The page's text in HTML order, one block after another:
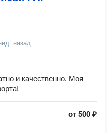
назад
и качественно. Моя
от 500 ₽